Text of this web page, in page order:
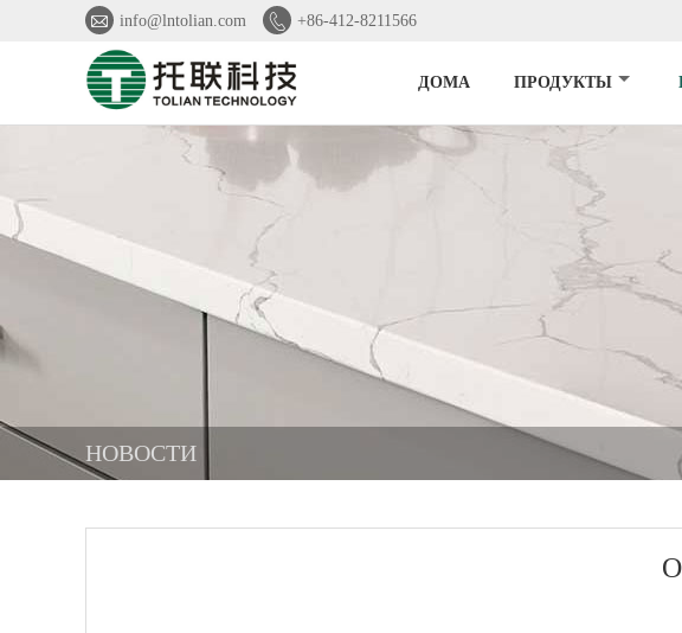
 info@lntolian.com  +86-412-8211566
ДОМА ПРОДУКТЫ
HОВОСТИ